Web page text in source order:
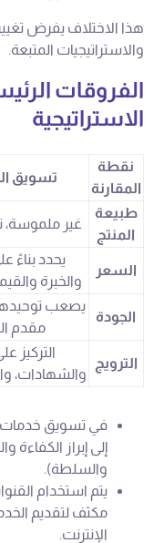
هذا الاختلاف يفرض
والاستراتيجيات المتبعة.
الفروقات
الاستراتيجية
نقطة
المقارنة
تسويق
طبيعة
المنتج
غير ملموسة،
السعر
يحدد بناءً
والخبرة
الجودة
يصعب
مقدم
الترويج
التركيز
والشهادات،
في تسويق خدمات،
إلى إبراز الكفاءة
والسلطة).
يتم استخدام
مكثف لتقديم
الإنترنت.